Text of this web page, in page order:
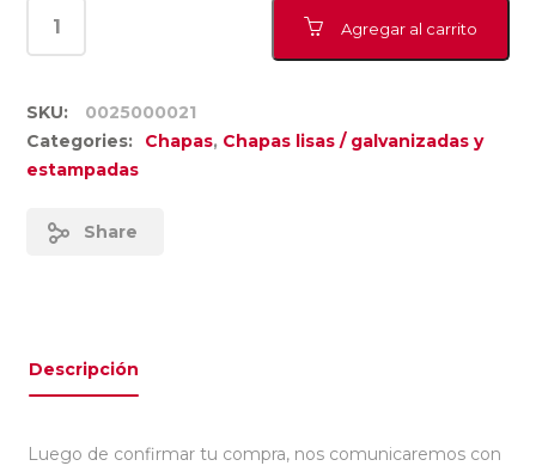
Agregar al carrito
SKU:
0025000021
Categories:
Chapas, Chapas lisas / galvanizadas y
estampadas
Share
Descripción
Luego de confirmar tu compra, nos comunicaremos con